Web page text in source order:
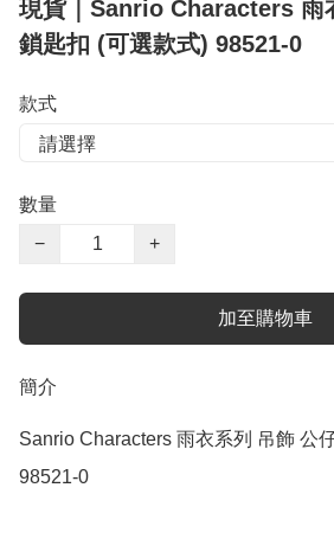
現貨｜Sanrio Characters 雨
鎖匙扣 (可選款式) 98521-0
款式
數量
−
+
加至購物車
簡介
Sanrio Characters 雨衣系列 吊飾 公
98521-0